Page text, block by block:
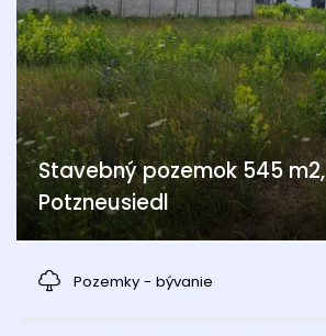
Stavebný pozemok 545 m2,
Potzneusiedl
Pozemky - bývanie